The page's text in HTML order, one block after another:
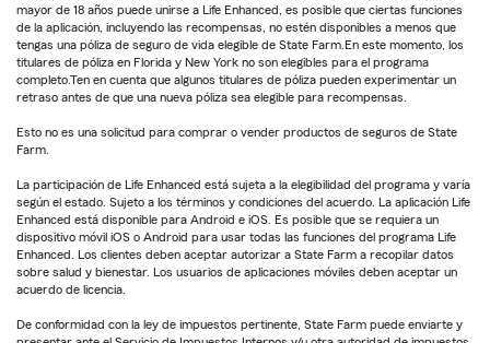
mayor de 18 años puede unirse a Life Enhanced, es posible que ciertas funciones
de la aplicación, incluyendo las recompensas, no estén disponibles a menos que
tengas una póliza de seguro de vida elegible de State Farm.En este momento, los
titulares de póliza en Florida y New York no son elegibles para el programa
completo.Ten en cuenta que algunos titulares de póliza pueden experimentar un
retraso antes de que una nueva póliza sea elegible para recompensas.
Esto no es una solicitud para comprar o vender productos de seguros de State
Farm.
La participación de Life Enhanced está sujeta a la elegibilidad del programa y varía
según el estado. Sujeto a los términos y condiciones del acuerdo. La aplicación Life
Enhanced está disponible para Android e iOS. Es posible que se requiera un
dispositivo móvil iOS o Android para usar todas las funciones del programa Life
Enhanced. Los clientes deben aceptar autorizar a State Farm a recopilar datos
sobre salud y bienestar. Los usuarios de aplicaciones móviles deben aceptar un
acuerdo de licencia.
De conformidad con la ley de impuestos pertinente, State Farm puede enviarte y